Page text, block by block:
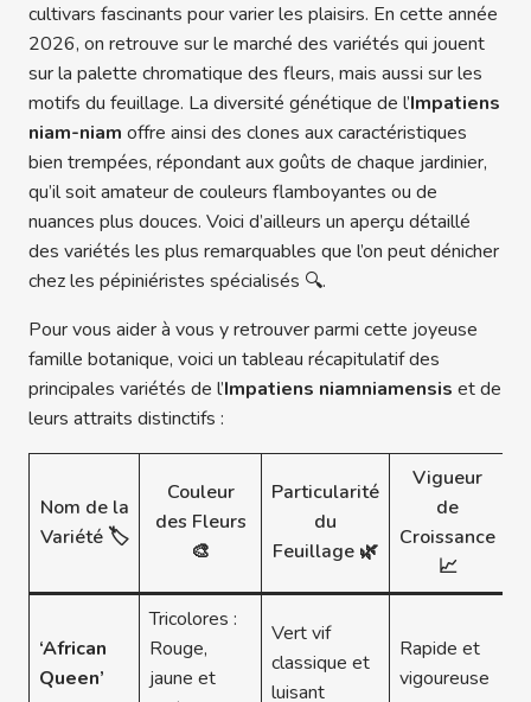
cultivars fascinants pour varier les plaisirs. En cette année
2026, on retrouve sur le marché des variétés qui jouent
sur la palette chromatique des fleurs, mais aussi sur les
motifs du feuillage. La diversité génétique de l’Impatiens
niam-niam offre ainsi des clones aux caractéristiques
bien trempées, répondant aux goûts de chaque jardinier,
qu’il soit amateur de couleurs flamboyantes ou de
nuances plus douces. Voici d’ailleurs un aperçu détaillé
des variétés les plus remarquables que l’on peut dénicher
chez les pépiniéristes spécialisés 🔍.
Pour vous aider à vous y retrouver parmi cette joyeuse
famille botanique, voici un tableau récapitulatif des
principales variétés de l’Impatiens niamniamensis et de
leurs attraits distinctifs :
Nom de la
Variété 🏷️
Couleur
des Fleurs
🎨
Particularité
du
Feuillage 🌿
Vigueur
de
Croissance
📈
‘African
Queen’
Tricolores :
Rouge,
jaune et
Vert vif
classique et
luisant
Rapide et
vigoureuse